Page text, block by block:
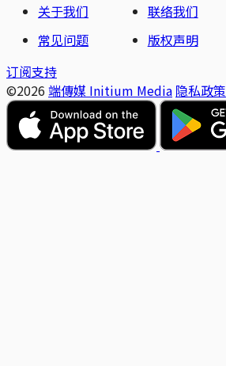
关于我们
联络我们
常见问题
版权声明
订阅支持
©2026 端傳媒 Initium Media 隐私政策